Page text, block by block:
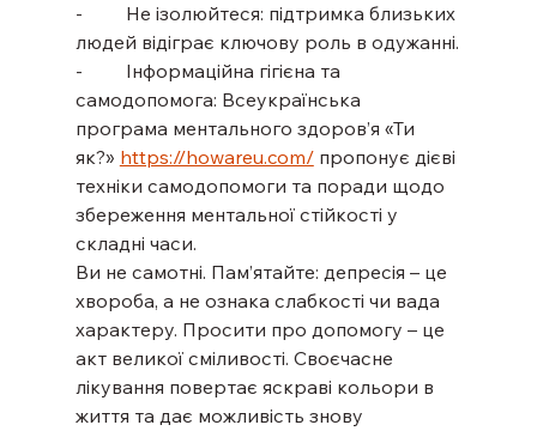
-         Не ізолюйтеся: підтримка близьких
людей відіграє ключову роль в одужанні.
-         Інформаційна гігієна та
самодопомога: Всеукраїнська
програма ментального здоров’я «Ти
як?» https://howareu.com/ пропонує дієві
техніки самодопомоги та поради щодо
збереження ментальної стійкості у
складні часи.
Ви не самотні. Пам’ятайте: депресія – це
хвороба, а не ознака слабкості чи вада
характеру. Просити про допомогу – це
акт великої сміливості. Своєчасне
лікування повертає яскраві кольори в
життя та дає можливість знову